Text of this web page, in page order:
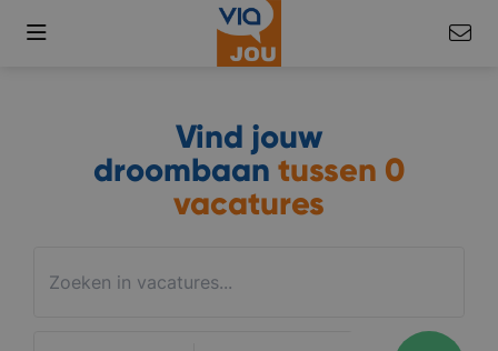
Vind jouw
droombaan tussen 0
vacatures